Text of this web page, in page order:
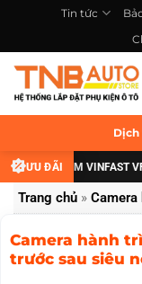
nội
dung
Tin tức
Dịch
ƯU ĐÃI
GẦM VINFAST VF6
Trang chủ » Camera
Camera hành
trước sau siêu